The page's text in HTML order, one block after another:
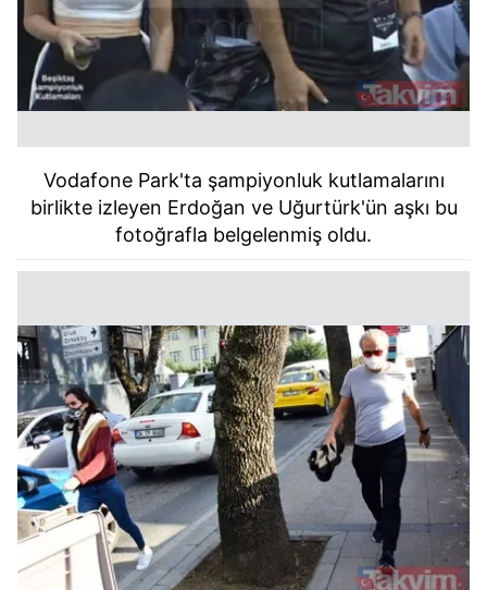
Vodafone Park'ta şampiyonluk kutlamalarını
birlikte izleyen Erdoğan ve Uğurtürk'ün aşkı bu
fotoğrafla belgelenmiş oldu.